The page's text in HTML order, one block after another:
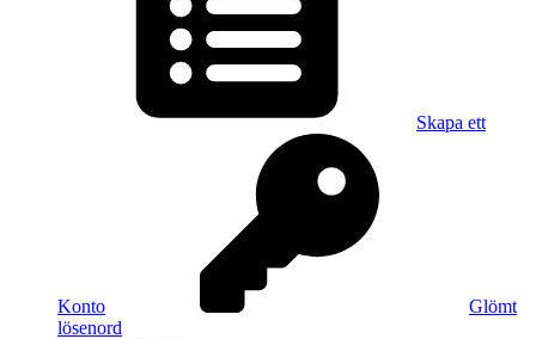
Skapa ett
Konto
Glömt
lösenord